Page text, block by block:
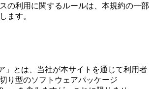
の利用に関するルールは、本規約の一部
ます。
」とは、当社が本サイトを通じて利用者
り型のソフトウェアパッケージ